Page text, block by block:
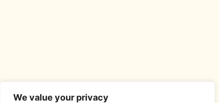
We value your privacy